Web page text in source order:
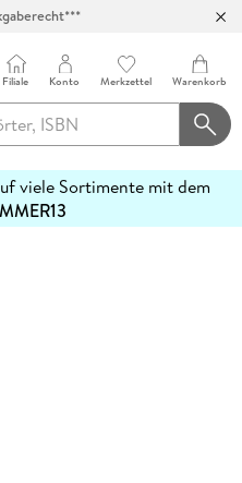
Filiale Konto Merkzettel Warenkorb
viele Sortimente mit dem